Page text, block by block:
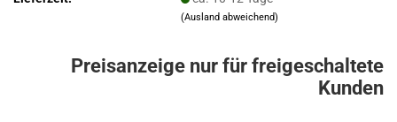
(Ausland abweichend)
Preisanzeige nur für freigeschaltete
Kunden